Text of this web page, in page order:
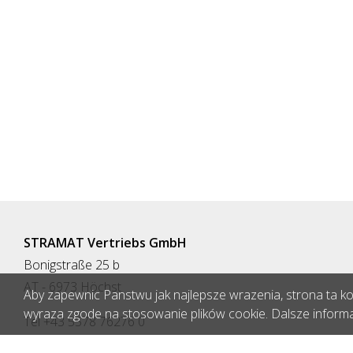
STRAMAT Vertriebs GmbH
Bonigstraße 25 b
AT - 6973 Höchst
Tel +43 5578 76276 0
Aby zapewnic Panstwu jak najlepsze wrazenia, strona ta
wyraza zgode na stosowanie plików cookie. Dalsze